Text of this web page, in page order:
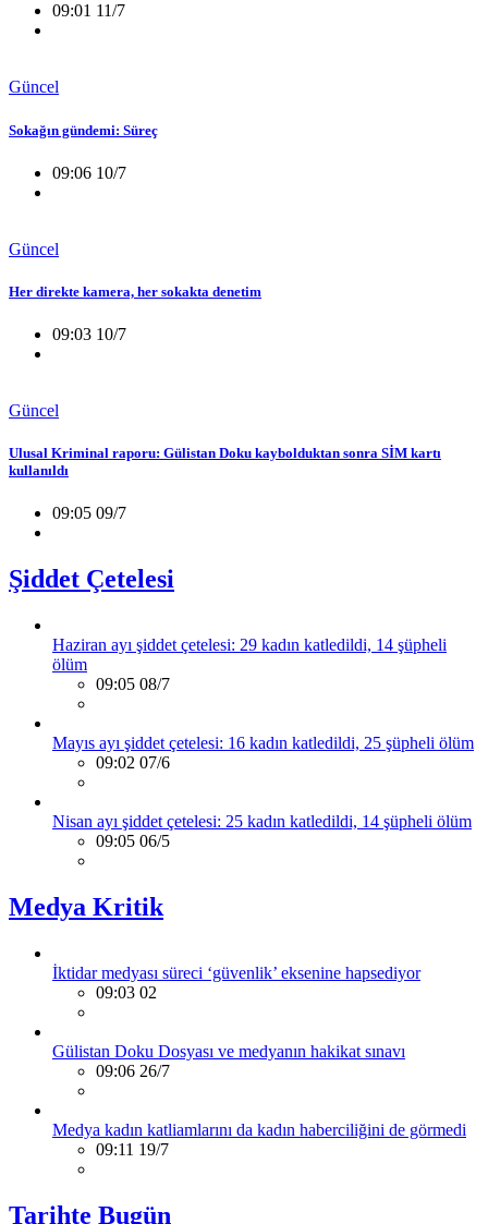
09:01 11/7
Güncel
Sokağın gündemi: Süreç
09:06 10/7
Güncel
Her direkte kamera, her sokakta denetim
09:03 10/7
Güncel
Ulusal Kriminal raporu: Gülistan Doku kaybolduktan sonra SİM kartı
kullanıldı
09:05 09/7
Şiddet Çetelesi
Haziran ayı şiddet çetelesi: 29 kadın katledildi, 14 şüpheli
ölüm
09:05 08/7
Mayıs ayı şiddet çetelesi: 16 kadın katledildi, 25 şüpheli ölüm
09:02 07/6
Nisan ayı şiddet çetelesi: 25 kadın katledildi, 14 şüpheli ölüm
09:05 06/5
Medya Kritik
İktidar medyası süreci ‘güvenlik’ eksenine hapsediyor
09:03 02
Gülistan Doku Dosyası ve medyanın hakikat sınavı
09:06 26/7
Medya kadın katliamlarını da kadın haberciliğini de görmedi
09:11 19/7
Tarihte Bugün